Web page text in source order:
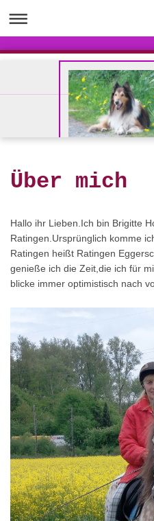
Über mich
Hallo ihr Lieben.Ich bin Brigitte
Ratingen.Ursprünglich komme
Ratingen heißt Ratingen
genieße ich die Zeit,die ich für
blicke immer optimistisch nach